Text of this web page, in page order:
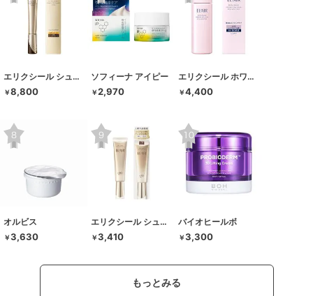
エリクシール シュペリエル
￥8,800
ソフィーナ アイピー
￥2,970
エリクシール ホワイト
￥4,400
オルビス
￥3,630
エリクシール シュペリエル
￥3,410
バイオヒールボ
￥3,300
もっとみる